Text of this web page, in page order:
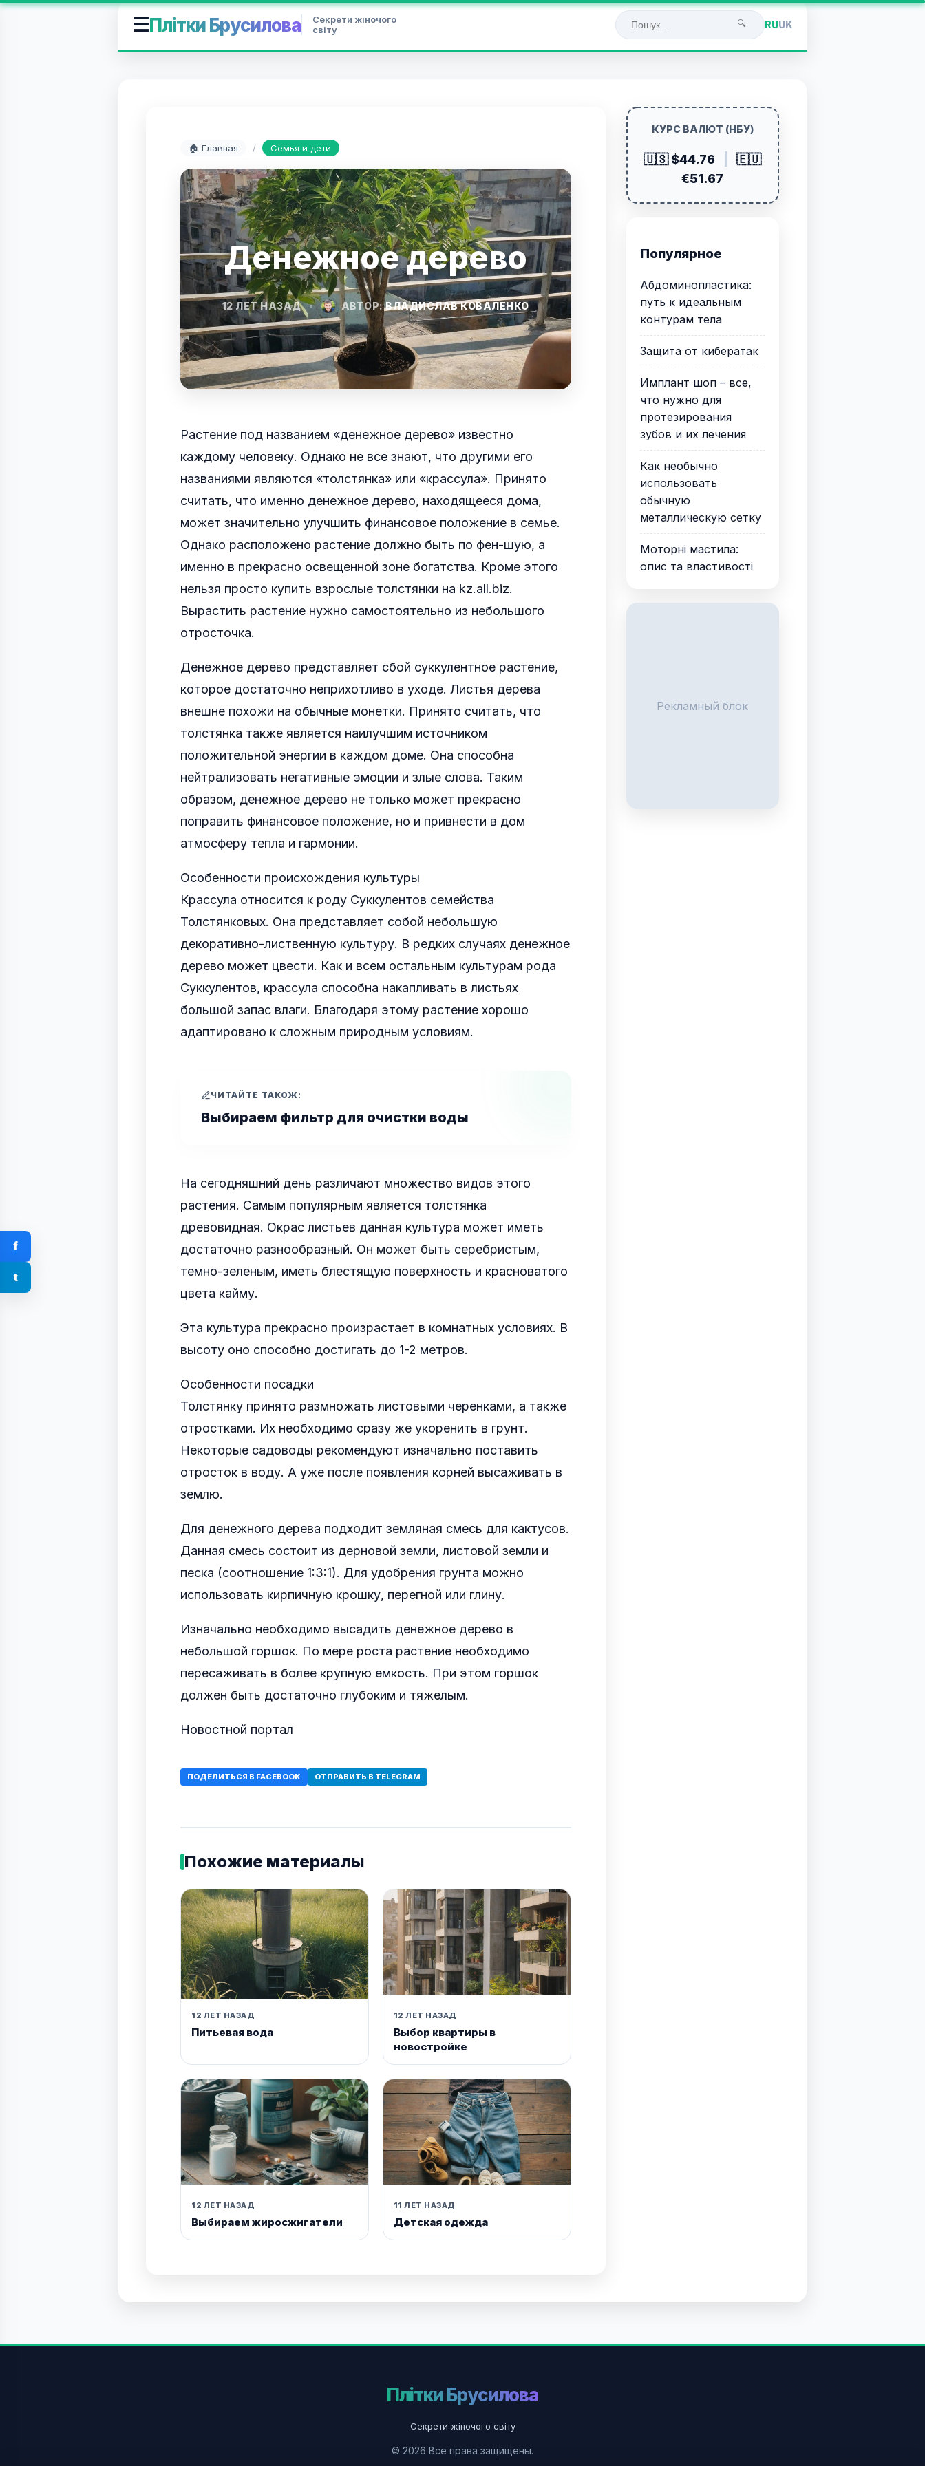
☰Плітки Брусилова
Секрети жіночого
світу
🔍 RUUK
🏠 Главная / Семья и дети
Денежное дерево
12 ЛЕТ НАЗАД • АВТОР:ВЛАДИСЛАВ КОВАЛЕНКО
Растение под названием «денежное дерево» известно
каждому человеку. Однако не все знают, что другими его
названиями являются «толстянка» или «крассула». Принято
считать, что именно денежное дерево, находящееся дома,
может значительно улучшить финансовое положение в семье.
Однако расположено растение должно быть по фен-шую, а
именно в прекрасно освещенной зоне богатства. Кроме этого
нельзя просто купить взрослые толстянки на kz.all.biz.
Вырастить растение нужно самостоятельно из небольшого
отросточка.
Денежное дерево представляет сбой суккулентное растение,
которое достаточно неприхотливо в уходе. Листья дерева
внешне похожи на обычные монетки. Принято считать, что
толстянка также является наилучшим источником
положительной энергии в каждом доме. Она способна
нейтрализовать негативные эмоции и злые слова. Таким
образом, денежное дерево не только может прекрасно
поправить финансовое положение, но и привнести в дом
атмосферу тепла и гармонии.
Особенности происхождения культуры
Крассула относится к роду Суккулентов семейства
Толстянковых. Она представляет собой небольшую
декоративно-лиственную культуру. В редких случаях денежное
дерево может цвести. Как и всем остальным культурам рода
Суккулентов, крассула способна накапливать в листьях
большой запас влаги. Благодаря этому растение хорошо
адаптировано к сложным природным условиям.
ЧИТАЙТЕ ТАКОЖ:
Выбираем фильтр для очистки воды
На сегодняшний день различают множество видов этого
растения. Самым популярным является толстянка
древовидная. Окрас листьев данная культура может иметь
достаточно разнообразный. Он может быть серебристым,
темно-зеленым, иметь блестящую поверхность и красноватого
цвета кайму.
Эта культура прекрасно произрастает в комнатных условиях. В
высоту оно способно достигать до 1-2 метров.
Особенности посадки
Толстянку принято размножать листовыми черенками, а также
отростками. Их необходимо сразу же укоренить в грунт.
Некоторые садоводы рекомендуют изначально поставить
отросток в воду. А уже после появления корней высаживать в
землю.
Для денежного дерева подходит земляная смесь для кактусов.
Данная смесь состоит из дерновой земли, листовой земли и
песка (соотношение 1:3:1). Для удобрения грунта можно
использовать кирпичную крошку, перегной или глину.
Изначально необходимо высадить денежное дерево в
небольшой горшок. По мере роста растение необходимо
пересаживать в более крупную емкость. При этом горшок
должен быть достаточно глубоким и тяжелым.
Новостной портал
ПОДЕЛИТЬСЯ В FACEBOOK ОТПРАВИТЬ В TELEGRAM
Похожие материалы
12 ЛЕТ НАЗАД
Питьевая вода
12 ЛЕТ НАЗАД
Выбор квартиры в
новостройке
12 ЛЕТ НАЗАД
Выбираем жиросжигатели
11 ЛЕТ НАЗАД
Детская одежда
КУРС ВАЛЮТ (НБУ)
🇺🇸 $44.76
🇪🇺
€51.67
Популярное
Абдоминопластика:
путь к идеальным
контурам тела
Защита от кибератак
Имплант шоп – все,
что нужно для
протезирования
зубов и их лечения
Как необычно
использовать
обычную
металлическую сетку
Моторні мастила:
опис та властивості
Рекламный блок
Плітки Брусилова
Секрети жіночого світу
© 2026 Все права защищены.
f
t